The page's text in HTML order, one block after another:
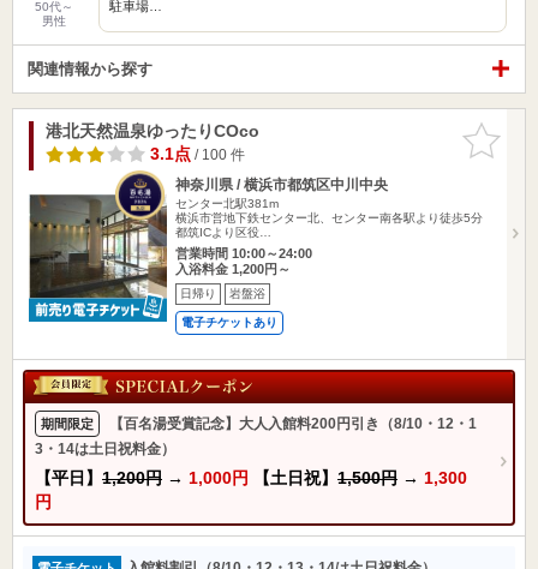
50代～
男性
駐車場…
関連情報から探す
お気に入
りに追加
港北天然温泉ゆったりCOco
3.1点/ 100 件
神奈川県 / 横浜市都筑区中川中央
センター北駅381m
横浜市営地下鉄センター北、センター南各駅より徒歩5分
都筑ICより区役…
営業時間 10:00～24:00
入浴料金 1,200円～
日帰り 岩盤浴
電子チケットあり
期間限定
【百名湯受賞記念】大人入館料200円引き（8/10・12・1
3・14は土日祝料金）
【平日】 1,200円 → 1,000円 【土日祝】 1,500円 → 1,300
円